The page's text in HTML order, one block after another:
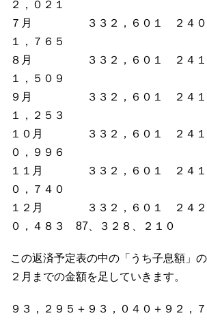
２，０２１
７月 ３３２，６０１ ２４０
１，７６５
８月 ３３２，６０１ ２４１
１，５０９
９月 ３３２，６０１ ２４１
１，２５３
１０月 ３３２，６０１ ２４
０，９９６
１１月 ３３２，６０１ ２４
０，７４０
１２月 ３３２，６０１ ２４
０，４８３ 87、３２８、２１０
この返済予定表の中の「うち子息額」
２月までの金額を足していきます。
９３，２９５＋９３，０４０＋９２，